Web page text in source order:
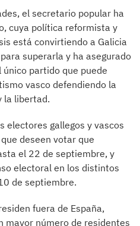
el secretario popular ha
cuya política reformista y
está convirtiendo a Galicia
superarla y ha asegurado
partido que puede
vasco defendiendo la
la libertad.
electores gallegos y vascos
deseen votar que
el 22 de septiembre, y
electoral en los distintos
de septiembre.
fuera de España,
mayor número de residentes